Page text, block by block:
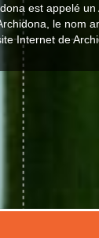
est appelé
le nom
Internet de